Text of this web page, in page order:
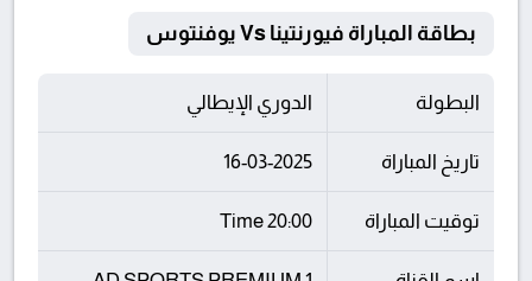
بطاقة المباراة فيورنتينا Vs يوفنتوس
البطولة الدوري الإيطالي
تاريخ المباراة 16-03-2025
توقيت المباراة 20:00 Time